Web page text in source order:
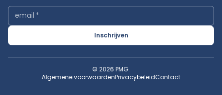
email *
Inschrijven
© 2026 PMG.
Algemene voorwaardenPrivacybeleidContact